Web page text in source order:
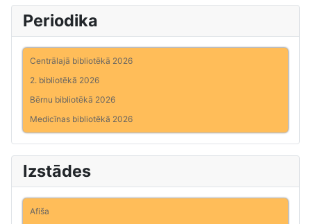
Periodika
Centrālajā bibliotēkā 2026
2. bibliotēkā 2026
Bērnu bibliotēkā 2026
Medicīnas bibliotēkā 2026
Izstādes
Afiša